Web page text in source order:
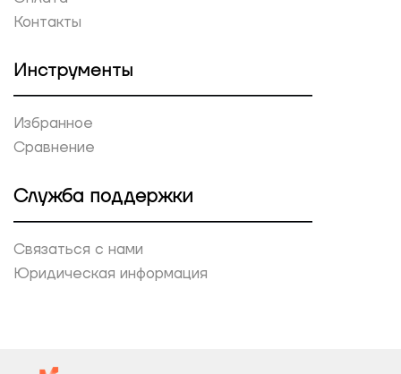
Контакты
Инструменты
Избранное
Сравнение
Служба поддержки
Связаться с нами
Юридическая информация